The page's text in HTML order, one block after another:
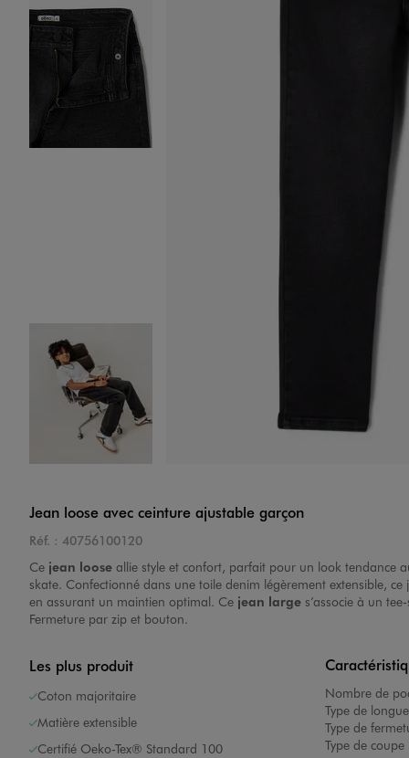
Image 2 sur 10
Jean loose avec ceinture ajustable garçon
Réf. : 40756100120
Ce jean loose allie style et confort, parfait pour un look tendance
skate. Confectionné dans une toile denim légèrement extensible, ce j
en assurant un maintien optimal. Ce jean large s’associe à un
Fermeture par zip et bouton.
Les plus produit
Coton majoritaire
Matière extensible
Certifié Oeko-Tex® Standard 100
Nombre de
Type de
Type de
Type de coupe